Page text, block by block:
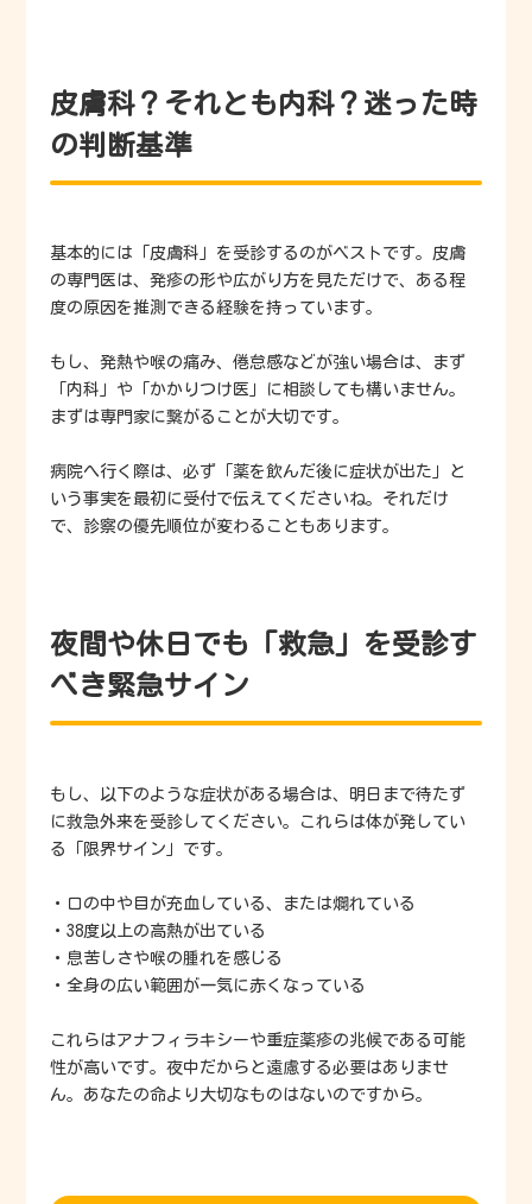
皮膚科？それとも内科？迷った時
の判断基準
基本的には「皮膚科」を受診するのがベストです。皮膚
の専門医は、発疹の形や広がり方を見ただけで、ある程
度の原因を推測できる経験を持っています。
もし、発熱や喉の痛み、倦怠感などが強い場合は、まず
「内科」や「かかりつけ医」に相談しても構いません。
まずは専門家に繋がることが大切です。
病院へ行く際は、必ず「薬を飲んだ後に症状が出た」と
いう事実を最初に受付で伝えてくださいね。それだけ
で、診察の優先順位が変わることもあります。
夜間や休日でも「救急」を受診す
べき緊急サイン
もし、以下のような症状がある場合は、明日まで待たず
に救急外来を受診してください。これらは体が発してい
る「限界サイン」です。
・口の中や目が充血している、または爛れている
・38度以上の高熱が出ている
・息苦しさや喉の腫れを感じる
・全身の広い範囲が一気に赤くなっている
これらはアナフィラキシーや重症薬疹の兆候である可能
性が高いです。夜中だからと遠慮する必要はありませ
ん。あなたの命より大切なものはないのですから。